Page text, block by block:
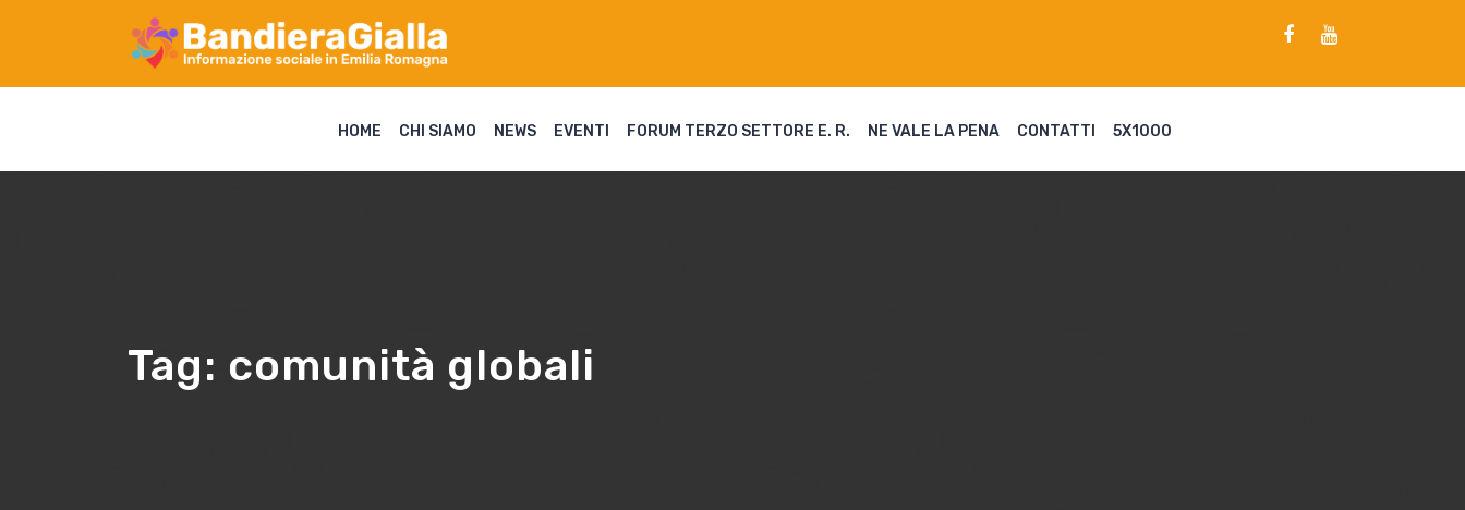
HOME CHI SIAMO NEWS EVENTI FORUM TERZO SETTORE E. R. NE VALE LA PENA CONTATTI 5X1000
Tag: comunità globali